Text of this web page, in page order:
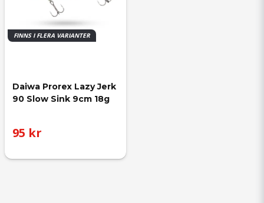
FINNS I FLERA VARIANTER
Daiwa Prorex Lazy Jerk
90 Slow Sink 9cm 18g
95 kr